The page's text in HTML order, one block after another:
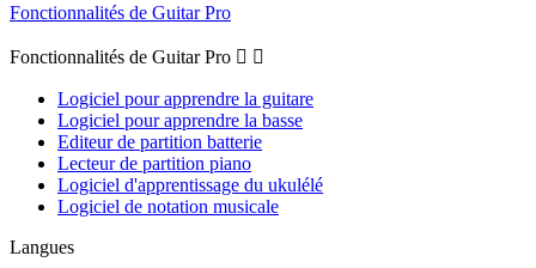
Fonctionnalités de Guitar Pro
Fonctionnalités de Guitar Pro  
Logiciel pour apprendre la guitare
Logiciel pour apprendre la basse
Editeur de partition batterie
Lecteur de partition piano
Logiciel d'apprentissage du ukulélé
Logiciel de notation musicale
Langues